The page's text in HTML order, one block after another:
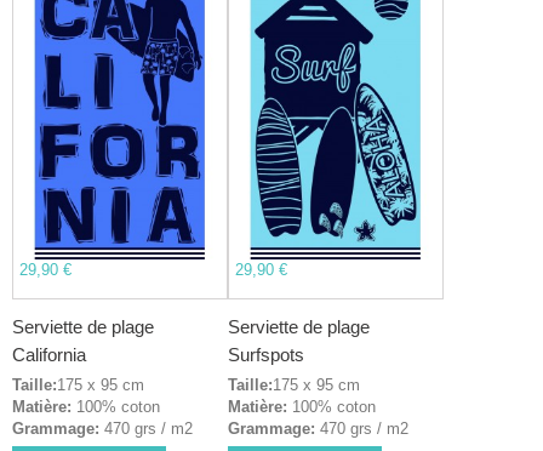
29,90 €
Serviette de plage
California
Taille:175 x 95 cm
Matière: 100% coton
Grammage: 470 grs / m2
29,90 €
Serviette de plage
Surfspots
Taille:175 x 95 cm
Matière: 100% coton
Grammage: 470 grs / m2